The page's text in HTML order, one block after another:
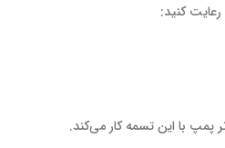
پمپ با این تسمه کار می‌کند.